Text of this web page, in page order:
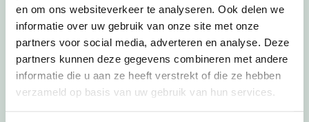
en om ons websiteverkeer te analyseren. Ook delen we
informatie over uw gebruik van onze site met onze
partners voor social media, adverteren en analyse. Deze
partners kunnen deze gegevens combineren met andere
informatie die u aan ze heeft verstrekt of die ze hebben
verzameld op basis van uw gebruik van hun services.
door dik en dun. Maar daarnaast: er kan zo veel moois uit
voort komen! Niet alleen voor de eigen familie of het eigen
gezin, maar ook voor de saamhorigheid in een buurt of
vereniging of anderszins. Verbintenissen tussen mensen: als
ze goed en liefdevol zijn, is het de kurk waar we met zijn allen
op drijven. En dat mag gevierd worden.